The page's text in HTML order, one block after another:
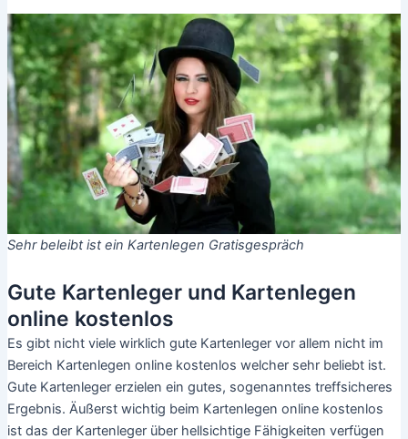
Sehr beleibt ist ein Kartenlegen Gratisgespräch
Gute Kartenleger und Kartenlegen
online kostenlos
Es gibt nicht viele wirklich gute Kartenleger vor allem nicht im
Bereich Kartenlegen online kostenlos welcher sehr beliebt ist.
Gute Kartenleger erzielen ein gutes, sogenanntes treffsicheres
Ergebnis. Äußerst wichtig beim Kartenlegen online kostenlos
ist das der Kartenleger über hellsichtige Fähigkeiten verfügen